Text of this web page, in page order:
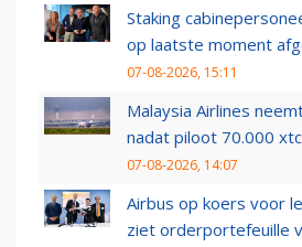
Staking
op laatste moment
07-08-2026, 15:11
Malaysia Airlines
nadat piloot 70.000
07-08-2026, 14:07
Airbus op koers voor
ziet orderportefeuille